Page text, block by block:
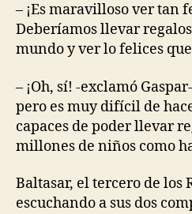
– ¡Es maravilloso ver tan
Deberíamos llevar
mundo y ver lo felices
– ¡Oh, sí! -exclamó
pero es muy difícil de
capaces de poder llevar
millones de niños como
Baltasar, el tercero de los
escuchando a sus dos